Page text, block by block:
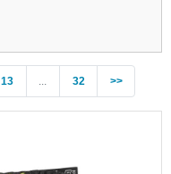
13 32 >>